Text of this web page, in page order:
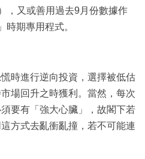
，又或善用過去9月份數據作
時期專用程式。
時進行逆向投資，選擇被低估
場回升之時獲利。當然，每次
要有「強大心臟」，故閣下若
方式去亂衝亂撞，若不可能連